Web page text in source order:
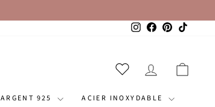
InstagramFacebook
Pinterest
SE
ARGENT 925 ACIER INOXYDABLE